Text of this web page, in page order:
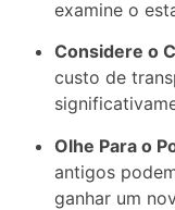
examine o
Considere o
custo de
Olhe Para o
antigos
ganhar um